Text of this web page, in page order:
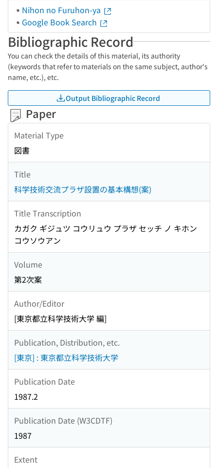
Nihon no Furuhon-ya
Google Book Search
Bibliographic Record
You can check the details of this material, its authority
(keywords that refer to materials on the same subject, author's
name, etc.), etc.
Output Bibliographic Record
Paper
Material Type
図書
Title
科学技術交流プラザ設置の基本構想(案)
Title Transcription
カガク ギジュツ コウリュウ プラザ セッチ ノ キホン
コウソウアン
Volume
第2次案
Author/Editor
[東京都立科学技術大学 編]
Publication, Distribution, etc.
[東京] : 東京都立科学技術大学
Publication Date
1987.2
Publication Date (W3CDTF)
1987
Extent